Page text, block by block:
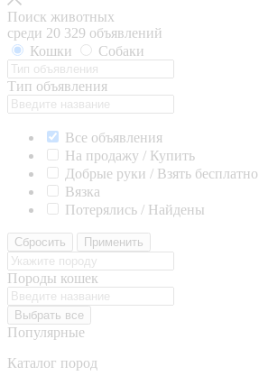
Поиск животных
среди 20 329 объявлений
Кошки
Собаки
Тип объявления
Все объявления
На продажу / Купить
Добрые руки / Взять бесплатно
Вязка
Потерялись / Найдены
Сбросить Применить
Породы кошек
Выбрать все
Популярные
Каталог пород